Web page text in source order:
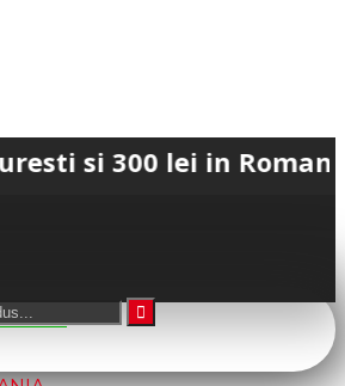
lei in Romania •